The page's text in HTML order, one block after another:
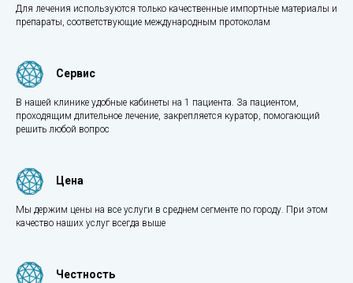
Для лечения используются только качественные импортные материалы и
препараты, соответствующие международным протоколам
Сервис
В нашей клинике удобные кабинеты на 1 пациента. За пациентом,
проходящим длительное лечение, закрепляется куратор, помогающий
решить любой вопрос
Цена
Мы держим цены на все услуги в среднем сегменте по городу. При этом
качество наших услуг всегда выше
Честность